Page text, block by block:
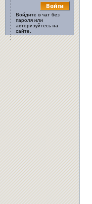
Войдите в чат без
пароля или
авторизуйтесь на
сайте.